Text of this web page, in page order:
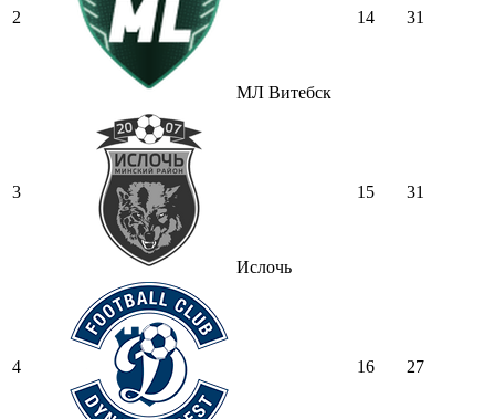
2
МЛ Витебск
14 31
3
Ислочь
15 31
4 16 27